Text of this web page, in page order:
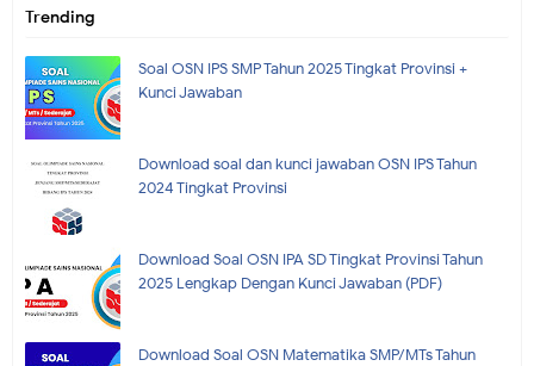
Trending
Soal OSN IPS SMP Tahun 2025 Tingkat Provinsi +
Kunci Jawaban
Download soal dan kunci jawaban OSN IPS Tahun
2024 Tingkat Provinsi
Download Soal OSN IPA SD Tingkat Provinsi Tahun
2025 Lengkap Dengan Kunci Jawaban (PDF)
Download Soal OSN Matematika SMP/MTs Tahun